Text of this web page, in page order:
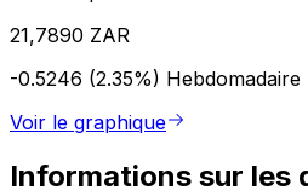
21,7890 ZAR
-0.5246 (2.35%) Hebdomadaire
Voir le graphique
Informations sur les